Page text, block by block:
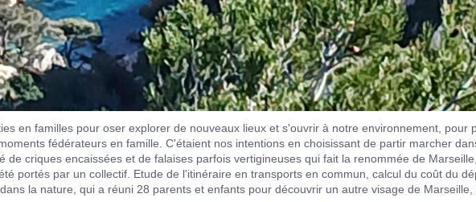
en familles pour oser explorer de nouveaux lieux et s'ouvrir à notre environnement, pour
fédérateurs en famille. C'étaient nos intentions en choisissant de partir marcher
de criques encaissées et de falaises parfois vertigineuses qui fait la renommée de
portés par un collectif. Etude de l'itinéraire en transports en commun, calcul du coût du
la nature, qui a réuni 28 parents et enfants pour découvrir un autre visage de